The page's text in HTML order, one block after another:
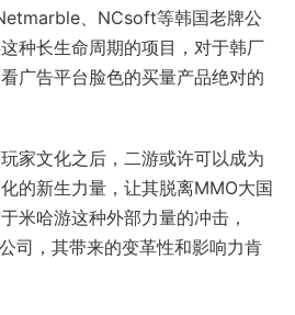
、NCsoft等韩国老牌公
种长生命周期的项目，对于韩厂
广告平台脸色的买量产品绝对的
家文化之后，二游或许可以成为
的新生力量，让其脱离MMO大国
米哈游这种外部力量的冲击，
司，其带来的变革性和影响力肯